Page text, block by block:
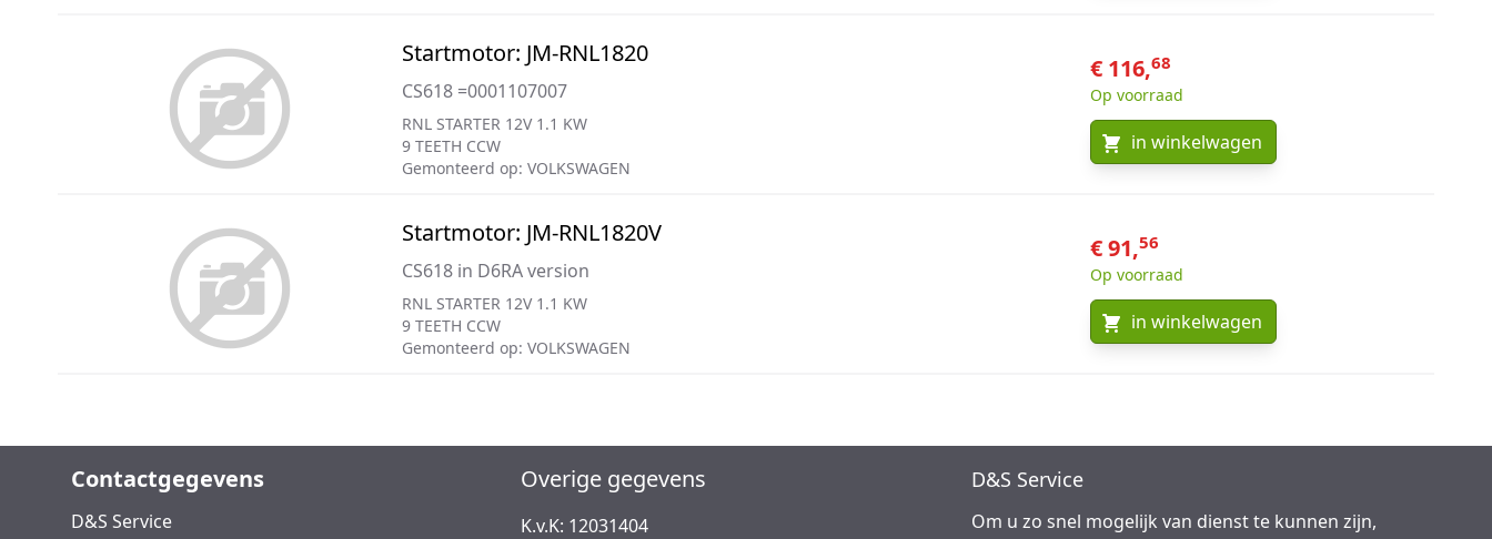
Startmotor: JM-RNL1820
CS618 =0001107007
RNL STARTER 12V 1.1 KW
9 TEETH CCW
Gemonteerd op: VOLKSWAGEN
€ 116,68
Op voorraad
in winkelwagen
Startmotor: JM-RNL1820V
CS618 in D6RA version
RNL STARTER 12V 1.1 KW
9 TEETH CCW
Gemonteerd op: VOLKSWAGEN
€ 91,56
Op voorraad
in winkelwagen
Contactgegevens
D&S Service
Overige gegevens
K.v.K: 12031404
D&S Service
Om u zo snel mogelijk van dienst te kunnen zijn,